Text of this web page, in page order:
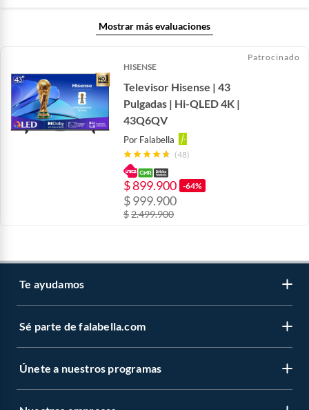
Mostrar más evaluaciones
HISENSE
Televisor Hisense | 43
Pulgadas | Hi-QLED 4K |
43Q6QV
Por Falabella
(48)
$899.900 -64%
$999.900
$2.499.900
Patrocinado
Te ayudamos
Venta telefónica
Sé parte de falabella.com
Vende en falabella.com
Únete a nuestros programas